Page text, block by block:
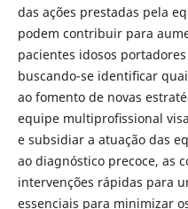
das ações prestadas pela
podem contribuir para
pacientes idosos
buscando-se identiﬁcar
ao fomento de novas
equipe multiproﬁssional
e subsidiar a atuação das
ao diagnóstico precoce, as
intervenções rápidas para
essenciais para minimizar